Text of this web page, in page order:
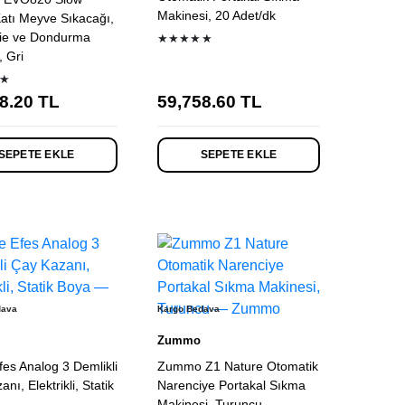
Meyve Sıkacağı,
ve Dondurma
Gri
TL
EKLE
Makinesi, 20 Adet/dk
★★★★★
59,758.60 TL
SEPETE EKLE
Analog 3 Demlikli
Elektrikli, Statik
Kargo Bedava
Zummo
Zummo Z1 Nature Otomatik
Narenciye Portakal Sıkma